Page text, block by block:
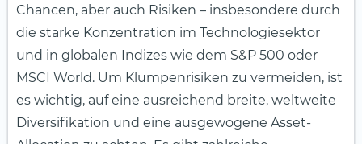
Chancen, aber auch Risiken – insbesondere durch
die starke Konzentration im Technologiesektor
und in globalen Indizes wie dem S&P 500 oder
MSCI World. Um Klumpenrisiken zu vermeiden, ist
es wichtig, auf eine ausreichend breite, weltweite
Diversifikation und eine ausgewogene Asset-